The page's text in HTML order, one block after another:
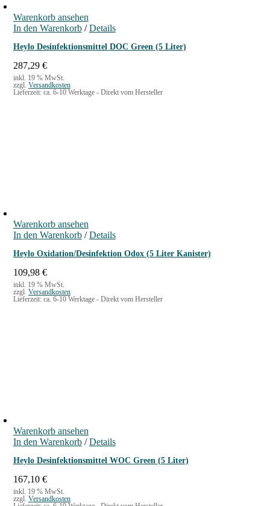
Warenkorb ansehen
In den Warenkorb / Details
Heylo Desinfektionsmittel DOC Green (5 Liter)
287,29 €
inkl. 19 % MwSt.
zzgl. Versandkosten
Lieferzeit: ca. 6-10 Werktage - Direkt vom Hersteller
Warenkorb ansehen
In den Warenkorb / Details
Heylo Oxidation/Desinfektion Odox (5 Liter Kanister)
109,98 €
inkl. 19 % MwSt.
zzgl. Versandkosten
Lieferzeit: ca. 6-10 Werktage - Direkt vom Hersteller
Warenkorb ansehen
In den Warenkorb / Details
Heylo Desinfektionsmittel WOC Green (5 Liter)
167,10 €
inkl. 19 % MwSt.
zzgl. Versandkosten